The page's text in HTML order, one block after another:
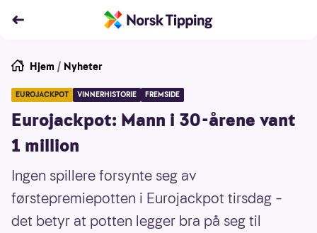
Hjem / Nyheter
EUROJACKPOT VINNERHISTORIE FREMSIDE
Eurojackpot: Mann i 30-årene vant
1 million
Ingen spillere forsynte seg av
førstepremiepotten i Eurojackpot tirsdag –
det betyr at potten legger bra på seg til